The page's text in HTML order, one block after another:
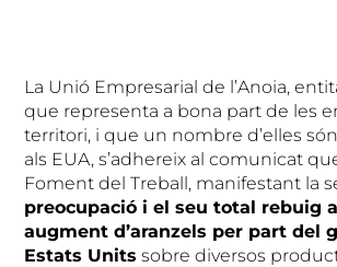
La Unió Empresarial de l’Anoia,
que representa a bona part de les
territori, i que un nombre d’elles
als EUA, s’adhereix al comunicat
Foment del Treball, manifestant la
preocupació i el seu total rebuig
augment d’aranzels per part del
Estats Units sobre diversos